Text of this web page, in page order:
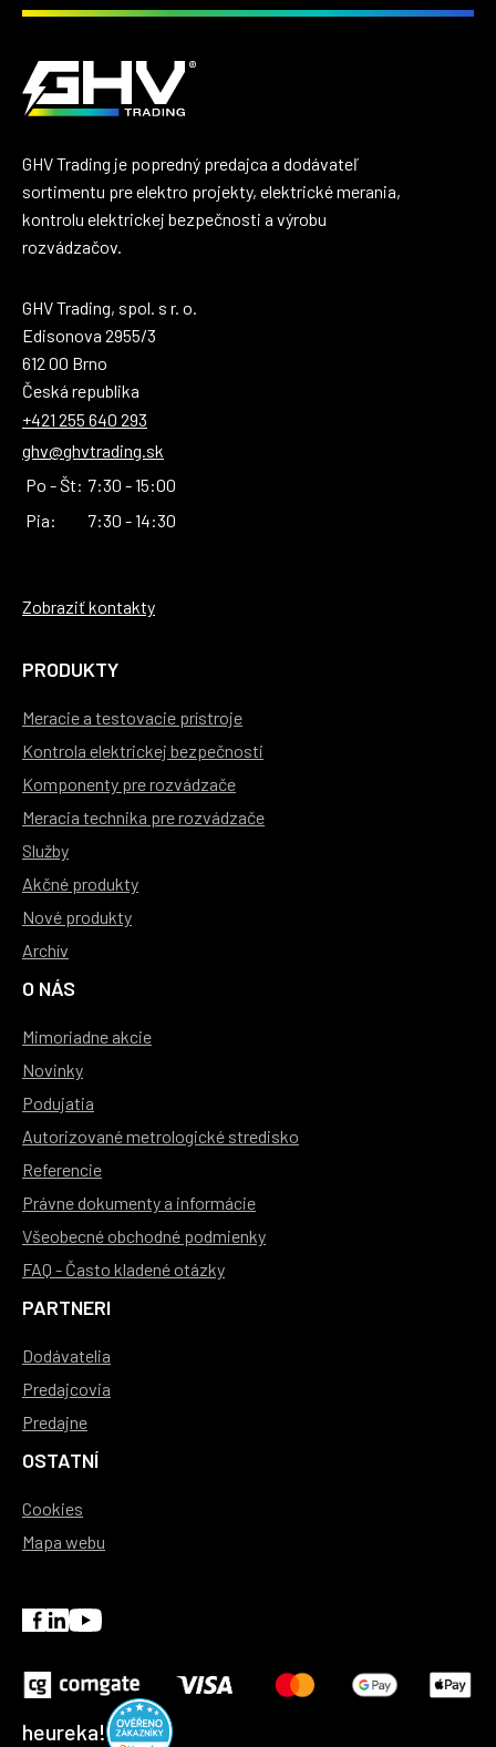
GHV Trading je popredný predajca a dodávateľ
sortimentu pre elektro projekty, elektrické merania,
kontrolu elektrickej bezpečnosti a výrobu
rozvádzačov.
GHV Trading, spol. s r. o.
Edisonova 2955/3
612 00 Brno
Česká republika
+421 255 640 293
ghv@ghvtrading.sk
Po - Št: 7:30 - 15:00
Pia:
7:30 - 14:30
Zobraziť kontakty
PRODUKTY
Meracie a testovacie prístroje
Kontrola elektrickej bezpečnosti
Komponenty pre rozvádzače
Meracia technika pre rozvádzače
Služby
Akčné produkty
Nové produkty
Archív
O NÁS
Mimoriadne akcie
Novinky
Podujatia
Autorizované metrologické stredisko
Referencie
Právne dokumenty a informácie
Všeobecné obchodné podmienky
FAQ - Často kladené otázky
PARTNERI
Dodávatelia
Predajcovia
Predajne
OSTATNÍ
Cookies
Mapa webu
heureka!